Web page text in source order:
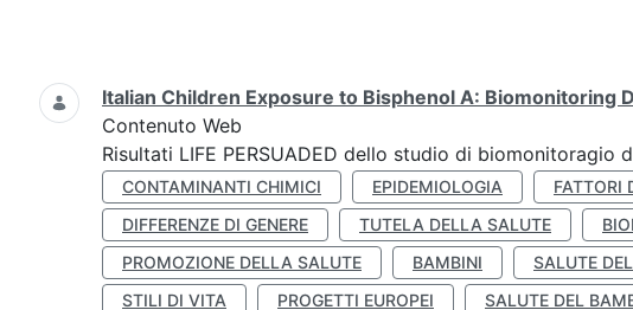
Ricerca
Italian Children Exposure to Bisphenol A: Biomonitoring
Contenuto Web
Risultati LIFE PERSUADED dello studio di biomonitoragio
CONTAMINANTI CHIMICI EPIDEMIOLOGIA FATTORI
DIFFERENZE DI GENERE
TUTELA DELLA SALUTE
PROMOZIONE DELLA SALUTE
BAMBINI SALUTE
STILI DI VITA
PROGETTI EUROPEI SALUTE DEL